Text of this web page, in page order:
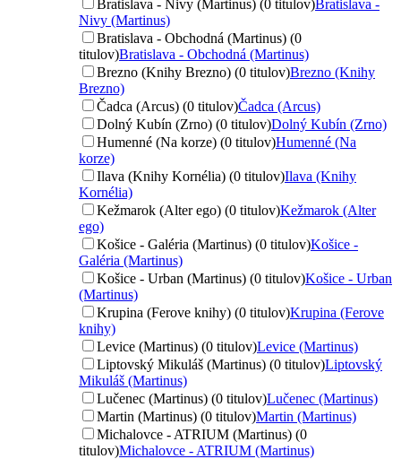
Bratislava - Nivy (Martinus) (0 titulov)Bratislava -
Nivy (Martinus)
Bratislava - Obchodná (Martinus) (0
titulov)Bratislava - Obchodná (Martinus)
Brezno (Knihy Brezno) (0 titulov)Brezno (Knihy
Brezno)
Čadca (Arcus) (0 titulov)Čadca (Arcus)
Dolný Kubín (Zrno) (0 titulov)Dolný Kubín (Zrno)
Humenné (Na korze) (0 titulov)Humenné (Na
korze)
Ilava (Knihy Kornélia) (0 titulov)Ilava (Knihy
Kornélia)
Kežmarok (Alter ego) (0 titulov)Kežmarok (Alter
ego)
Košice - Galéria (Martinus) (0 titulov)Košice -
Galéria (Martinus)
Košice - Urban (Martinus) (0 titulov)Košice - Urban
(Martinus)
Krupina (Ferove knihy) (0 titulov)Krupina (Ferove
knihy)
Levice (Martinus) (0 titulov)Levice (Martinus)
Liptovský Mikuláš (Martinus) (0 titulov)Liptovský
Mikuláš (Martinus)
Lučenec (Martinus) (0 titulov)Lučenec (Martinus)
Martin (Martinus) (0 titulov)Martin (Martinus)
Michalovce - ATRIUM (Martinus) (0
titulov)Michalovce - ATRIUM (Martinus)